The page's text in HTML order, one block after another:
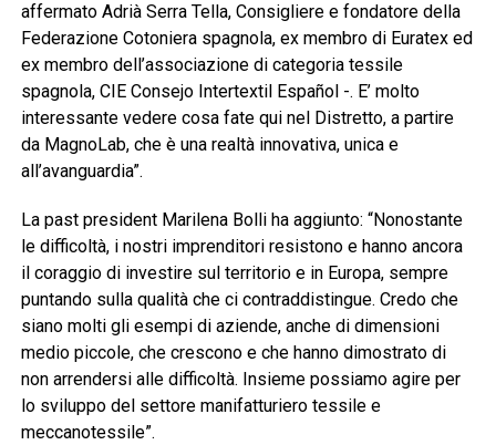
affermato Adrià Serra Tella, Consigliere e fondatore della
Federazione Cotoniera spagnola, ex membro di Euratex ed
ex membro dell’associazione di categoria tessile
spagnola, CIE Consejo Intertextil Español -. E’ molto
interessante vedere cosa fate qui nel Distretto, a partire
da MagnoLab, che è una realtà innovativa, unica e
all’avanguardia”.
La past president Marilena Bolli ha aggiunto: “Nonostante
le difficoltà, i nostri imprenditori resistono e hanno ancora
il coraggio di investire sul territorio e in Europa, sempre
puntando sulla qualità che ci contraddistingue. Credo che
siano molti gli esempi di aziende, anche di dimensioni
medio piccole, che crescono e che hanno dimostrato di
non arrendersi alle difficoltà. Insieme possiamo agire per
lo sviluppo del settore manifatturiero tessile e
meccanotessile”.